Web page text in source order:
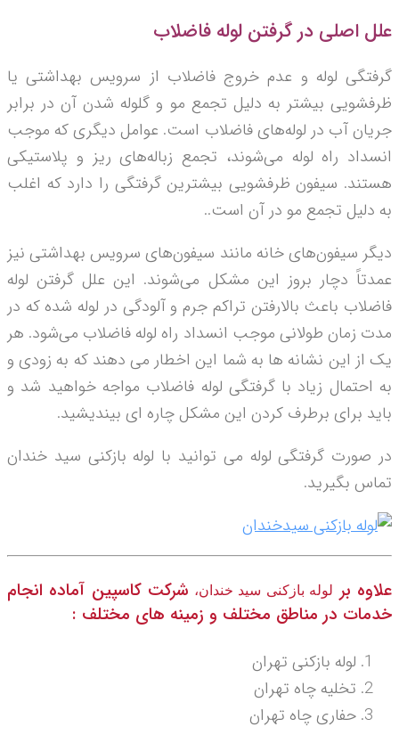
علل اصلی در گرفتن لوله فاضلاب
گرفتگی لوله و عدم خروج فاضلاب از سرویس بهداشتی یا
ظرفشویی بیشتر به دلیل تجمع مو و گلوله‌ شدن آن در برابر
جریان آب در لوله­‌های فاضلاب است. عوامل دیگری که موجب
انسداد راه لوله می‌شوند، تجمع زباله‌های ریز و پلاستیکی
هستند. سیفون ظرفشویی بیشترین گرفتگی را دارد که اغلب
به دلیل تجمع مو در آن است..
دیگر سیفون‌های خانه مانند سیفون‌های سرویس بهداشتی نیز
عمدتاً دچار بروز این مشکل می‌شوند. این علل گرفتن لوله
فاضلاب باعث بالارفتن تراکم جرم و آلودگی در لوله‌ شده که در
مدت زمان طولانی موجب انسداد راه لوله فاضلاب می‌شود. هر
یک از این نشانه ها به شما این اخطار می دهند که به زودی و
به احتمال زیاد با گرفتگی لوله فاضلاب مواجه خواهید شد و
باید برای برطرف کردن این مشکل چاره ای بیندیشید.
در صورت گرفتگی لوله می توانید با لوله بازکنی سید خندان
تماس بگیرید.
علاوه بر لوله بازکنی سید خندان، شرکت کاسپین آماده انجام
خدمات در مناطق مختلف و زمینه های مختلف :
لوله بازکنی تهران
تخلیه چاه تهران
حفاری چاه تهران